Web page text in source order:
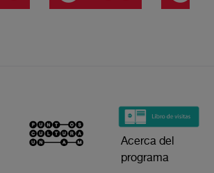
Acerca del
programa